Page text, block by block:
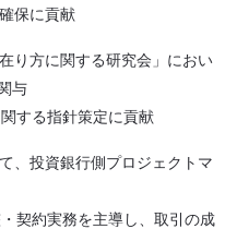
保に貢献
り方に関する研究会」におい
与
する指針策定に貢献
、投資銀行側プロジェクトマ
契約実務を主導し、取引の成